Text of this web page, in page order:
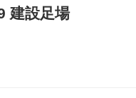
建設足場